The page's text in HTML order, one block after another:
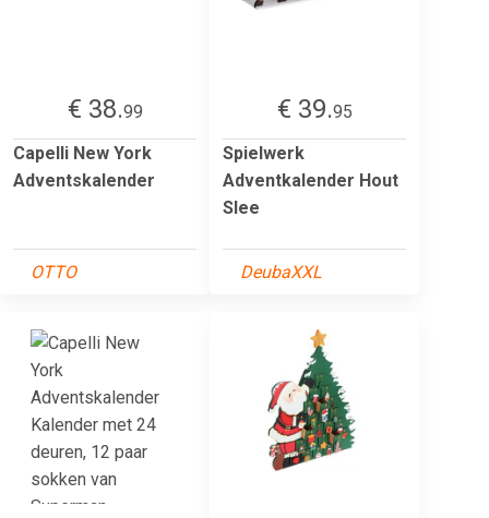
€ 38.99
Capelli New York
Adventskalender
OTTO
€ 39.95
Spielwerk
Adventkalender Hout
Slee
DeubaXXL